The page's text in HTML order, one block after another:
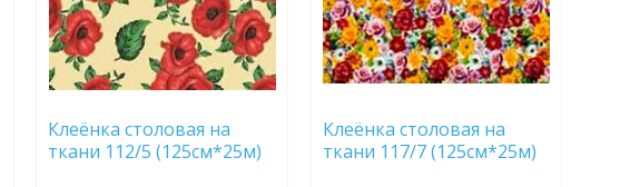
Клеёнка столовая на
ткани 112/5 (125см*25м)
Клеёнка столовая на
ткани 117/7 (125см*25м)